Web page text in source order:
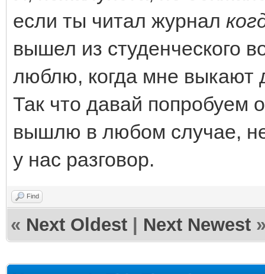
если ты читал журнал
вышел из студенческого
люблю, когда мне выкают
Так что давай попробуем
вышлю в любом случае,
у нас разговор.
Find
« Next Oldest Next Newest